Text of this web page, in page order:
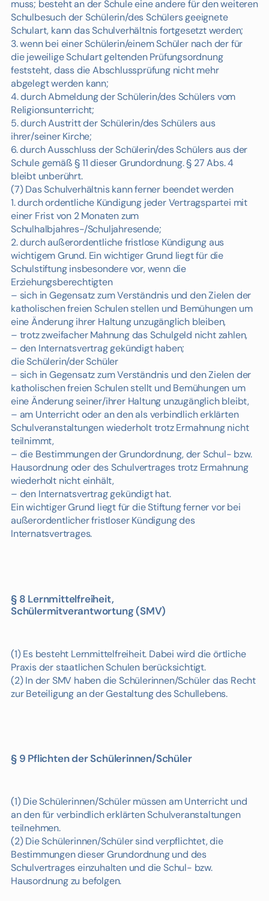
muss; besteht an der Schule eine andere für den weiteren
Schulbesuch der Schülerin/des Schülers geeignete
Schulart, kann das Schulverhältnis fortgesetzt werden;
3. wenn bei einer Schülerin/einem Schüler nach der für
die jeweilige Schulart geltenden Prüfungsordnung
feststeht, dass die Abschlussprüfung nicht mehr
abgelegt werden kann;
4. durch Abmeldung der Schülerin/des Schülers vom
Religionsunterricht;
5. durch Austritt der Schülerin/des Schülers aus
ihrer/seiner Kirche;
6. durch Ausschluss der Schülerin/des Schülers aus der
Schule gemäß § 11 dieser Grundordnung. § 27 Abs. 4
bleibt unberührt.
(7) Das Schulverhältnis kann ferner beendet werden
1. durch ordentliche Kündigung jeder Vertragspartei mit
einer Frist von 2 Monaten zum
Schulhalbjahres-/Schuljahresende;
2. durch außerordentliche fristlose Kündigung aus
wichtigem Grund. Ein wichtiger Grund liegt für die
Schulstiftung insbesondere vor, wenn die
Erziehungsberechtigten
– sich in Gegensatz zum Verständnis und den Zielen der
katholischen freien Schulen stellen und Bemühungen um
eine Änderung ihrer Haltung unzugänglich bleiben,
– trotz zweifacher Mahnung das Schulgeld nicht zahlen,
– den Internatsvertrag gekündigt haben;
die Schülerin/der Schüler
– sich in Gegensatz zum Verständnis und den Zielen der
katholischen freien Schulen stellt und Bemühungen um
eine Änderung seiner/ihrer Haltung unzugänglich bleibt,
– am Unterricht oder an den als verbindlich erklärten
Schulveranstaltungen wiederholt trotz Ermahnung nicht
teilnimmt,
– die Bestimmungen der Grundordnung, der Schul- bzw.
Hausordnung oder des Schulvertrages trotz Ermahnung
wiederholt nicht einhält,
– den Internatsvertrag gekündigt hat.
Ein wichtiger Grund liegt für die Stiftung ferner vor bei
außerordentlicher fristloser Kündigung des
Internatsvertrages.
§ 8 Lernmittelfreiheit,
Schülermitverantwortung (SMV)
(1) Es besteht Lernmittelfreiheit. Dabei wird die örtliche
Praxis der staatlichen Schulen berücksichtigt.
(2) In der SMV haben die Schülerinnen/Schüler das Recht
zur Beteiligung an der Gestaltung des Schullebens.
§ 9 Pflichten der Schülerinnen/Schüler
(1) Die Schülerinnen/Schüler müssen am Unterricht und
an den für verbindlich erklärten Schulveranstaltungen
teilnehmen.
(2) Die Schülerinnen/Schüler sind verpflichtet, die
Bestimmungen dieser Grundordnung und des
Schulvertrages einzuhalten und die Schul- bzw.
Hausordnung zu befolgen.